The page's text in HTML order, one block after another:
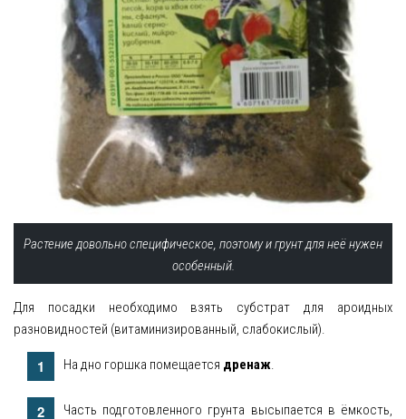
Растение довольно специфическое, поэтому и грунт для неё нужен
особенный.
Для посадки необходимо взять субстрат для ароидных
разновидностей (витаминизированный, слабокислый).
На дно горшка помещается дренаж.
Часть подготовленного грунта высыпается в ёмкость,